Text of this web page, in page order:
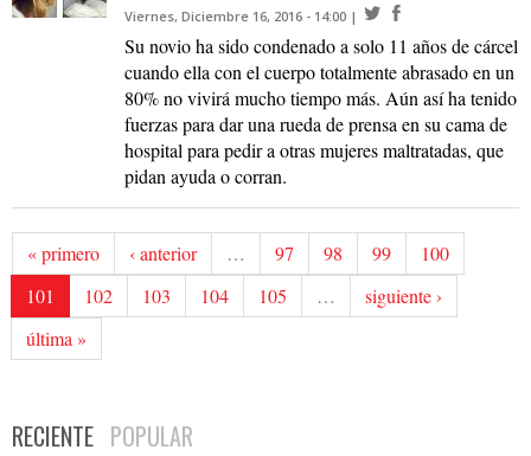
Viernes, Diciembre 16, 2016 - 14:00
Su novio ha sido condenado a solo 11 años de cárcel
cuando ella con el cuerpo totalmente abrasado en un
80% no vivirá mucho tiempo más. Aún así ha tenido
fuerzas para dar una rueda de prensa en su cama de
hospital para pedir a otras mujeres maltratadas, que
pidan ayuda o corran.
« primero ‹ anterior … 97 98 99
100
101
102 103 104 105 …
siguiente ›
última »
RECIENTE POPULAR